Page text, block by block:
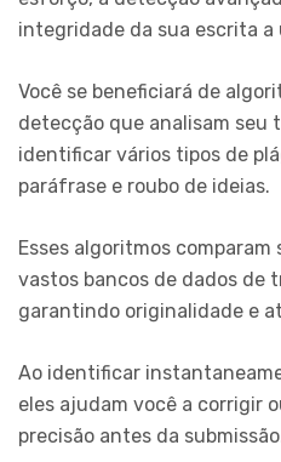
integridade da sua escrita a
Você se beneficiará de
detecção que analisam seu
identificar vários tipos de
paráfrase e roubo de ideias.
Esses algoritmos
vastos bancos de dados de
garantindo originalidade e
Ao identificar
eles ajudam você a corrigir
precisão antes da